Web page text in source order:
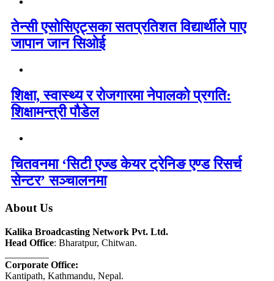
तेन्सी एसोसिएट्सका सतप्रतिशत विद्यार्थीले पाए
जापान जान सिओई
शिक्षा, स्वास्थ्य र रोजगारमा नेपालको प्रगति:
शिक्षामन्त्री पौडेल
चितवनमा ‘सिटी एज्ड केयर ट्रेनिङ एण्ड रिसर्च
सेन्टर’ सञ्चालनमा
About Us
Kalika Broadcasting Network Pvt. Ltd.
Head Office: Bharatpur, Chitwan.
Corporate Office:
Kantipath, Kathmandu, Nepal.